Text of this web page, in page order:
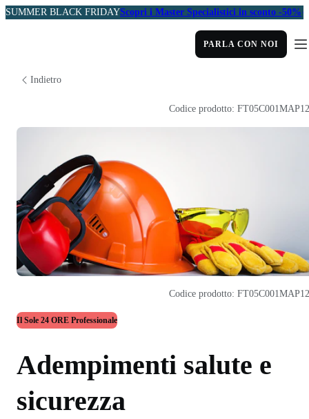
SUMMER BLACK FRIDAYScopri i Master Specialistici in sconto -50%
PARLA CON NOI
Indietro
Il Sole 24 ORE Professionale
Adempimenti salute e
sicurezza
Codice prodotto:
Codice prodotto: